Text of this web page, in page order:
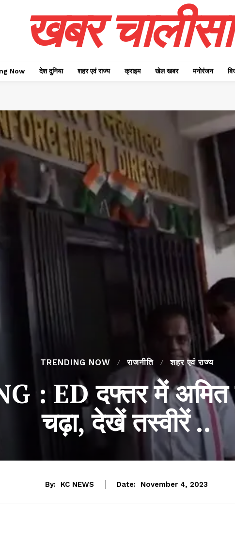
खबर चालीसा
Now देश दुनिया शहर एवं राज्य क्राइम खेल खबर मनोरंजन
TRENDING NOW राजनीति शहर एवं राज्य
: ED दफ्तर में अमित
चढ़ा, देखें तस्वीरें ..
By: KC NEWS Date: November 4, 2023